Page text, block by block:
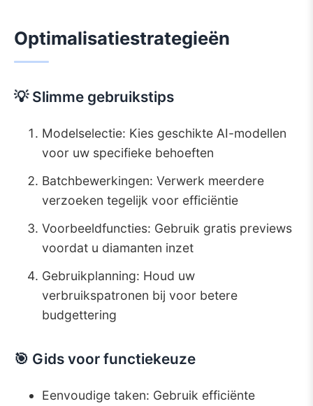
Optimalisatiestrategieën
💡 Slimme gebruikstips
Modelselectie: Kies geschikte AI-modellen
voor uw specifieke behoeften
Batchbewerkingen: Verwerk meerdere
verzoeken tegelijk voor efficiëntie
Voorbeeldfuncties: Gebruik gratis previews
voordat u diamanten inzet
Gebruikplanning: Houd uw
verbruikspatronen bij voor betere
budgettering
🎯 Gids voor functiekeuze
Eenvoudige taken: Gebruik efficiënte